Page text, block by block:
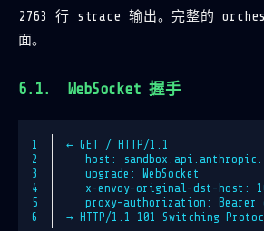
2763 行 strace 输出。完整的
面。
WebSocket 握手
1
2
3
4
5
6
← GET / HTTP/1.1
host:
   upgrade: WebSocket
x-envoy-original-dst-host:
proxy-authorization: Bearer
→ HTTP/1.1 101 Switching